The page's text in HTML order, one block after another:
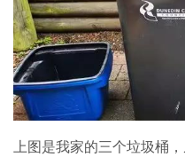
上图是我家的三个垃圾桶